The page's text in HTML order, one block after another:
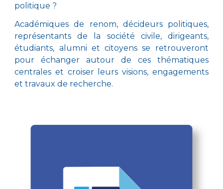
politique ?
Académiques de renom, décideurs politiques,
représentants de la société civile, dirigeants,
étudiants, alumni et citoyens se retrouveront
pour échanger autour de ces thématiques
centrales et croiser leurs visions, engagements
et travaux de recherche.